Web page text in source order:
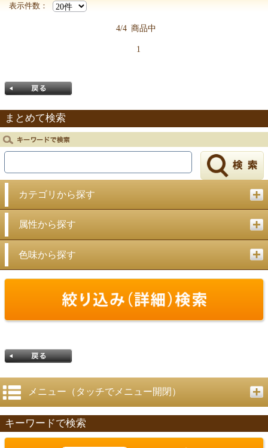
表示件数：
4/4 商品中
1
戻る
まとめて検索
カテゴリから探す
属性から探す
色味から探す
戻る
メニュー（タッチでメニュー開閉）
キーワードで検索